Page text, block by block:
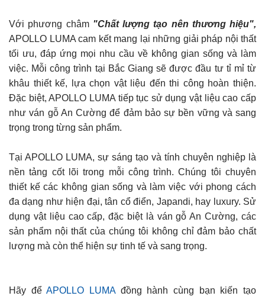
Với phương châm "Chất lượng tạo nên thương hiệu",
APOLLO LUMA cam kết mang lại những giải pháp nội thất
tối ưu, đáp ứng mọi nhu cầu về không gian sống và làm
việc. Mỗi công trình tại Bắc Giang sẽ được đầu tư tỉ mỉ từ
khâu thiết kế, lựa chọn vật liệu đến thi công hoàn thiện.
Đặc biệt, APOLLO LUMA tiếp tục sử dụng vật liệu cao cấp
như ván gỗ An Cường để đảm bảo sự bền vững và sang
trọng trong từng sản phẩm.
Tại APOLLO LUMA, sự sáng tạo và tính chuyên nghiệp là
nền tảng cốt lõi trong mỗi công trình. Chúng tôi chuyên
thiết kế các không gian sống và làm việc với phong cách
đa dạng như hiện đại, tân cổ điển, Japandi, hay luxury. Sử
dụng vật liệu cao cấp, đặc biệt là ván gỗ An Cường, các
sản phẩm nội thất của chúng tôi không chỉ đảm bảo chất
lượng mà còn thể hiện sự tinh tế và sang trọng.
Hãy đểAPOLLO LUMAđồng hành cùng bạn kiến tạo